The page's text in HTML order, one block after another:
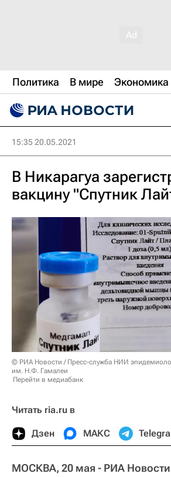
Политика В мире Экономика
15:35 20.05.2021
В Никарагуа
вакцину "Спутник
© РИА Новости / Пресс-служба НИИ
им. Н.Ф. Гамалеи
Перейти в медиабанк
Читать ria.ru в
Дзен МАКС
МОСКВА, 20 мая - РИА